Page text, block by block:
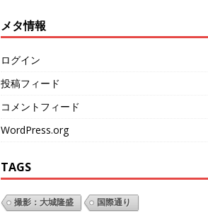
メタ情報
ログイン
投稿フィード
コメントフィード
WordPress.org
TAGS
撮影：大城隆盛 国際通り